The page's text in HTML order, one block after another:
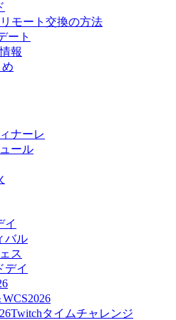
モート交換の方法
ート
報
ナーレ
ール
イ
バル
ス
デイ
タイムチャレンジ